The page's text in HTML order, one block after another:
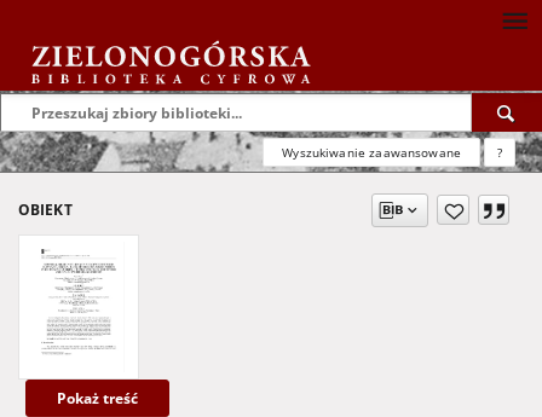
Wyszukiwanie zaawansowane ?
OBIEKT
Pokaż treść